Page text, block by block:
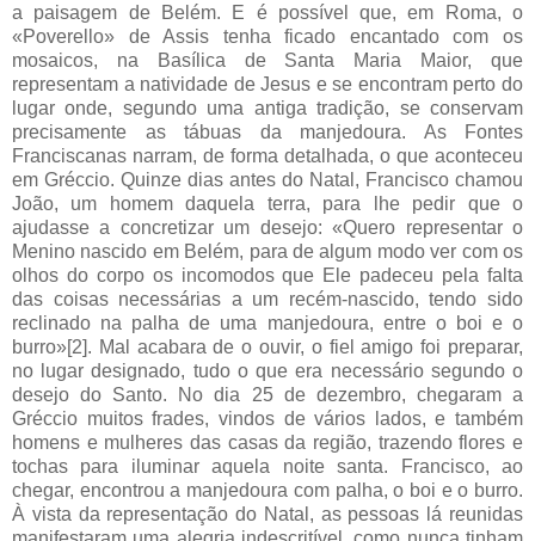
a paisagem de Belém. E é possível que, em Roma, o
«Poverello» de Assis tenha ficado encantado com os
mosaicos, na Basílica de Santa Maria Maior, que
representam a natividade de Jesus e se encontram perto do
lugar onde, segundo uma antiga tradição, se conservam
precisamente as tábuas da manjedoura. As Fontes
Franciscanas narram, de forma detalhada, o que aconteceu
em Gréccio. Quinze dias antes do Natal, Francisco chamou
João, um homem daquela terra, para lhe pedir que o
ajudasse a concretizar um desejo: «Quero representar o
Menino nascido em Belém, para de algum modo ver com os
olhos do corpo os incomodos que Ele padeceu pela falta
das coisas necessárias a um recém-nascido, tendo sido
reclinado na palha de uma manjedoura, entre o boi e o
burro»[2]. Mal acabara de o ouvir, o fiel amigo foi preparar,
no lugar designado, tudo o que era necessário segundo o
desejo do Santo. No dia 25 de dezembro, chegaram a
Gréccio muitos frades, vindos de vários lados, e também
homens e mulheres das casas da região, trazendo flores e
tochas para iluminar aquela noite santa. Francisco, ao
chegar, encontrou a manjedoura com palha, o boi e o burro.
À vista da representação do Natal, as pessoas lá reunidas